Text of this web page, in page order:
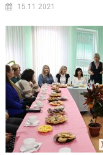
15.11.2021